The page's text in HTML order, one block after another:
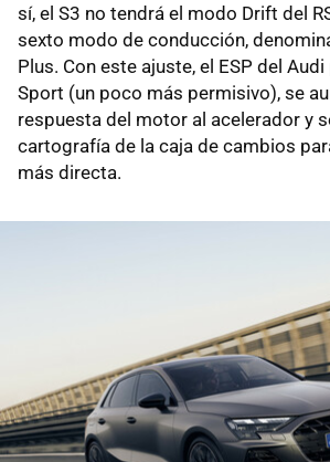
sí, el S3 no tendrá el modo Drift del
sexto modo de conducción,
Plus. Con este ajuste, el ESP del
Sport (un poco más permisivo), se
respuesta del motor al acelerador y
cartografía de la caja de cambios
más directa.